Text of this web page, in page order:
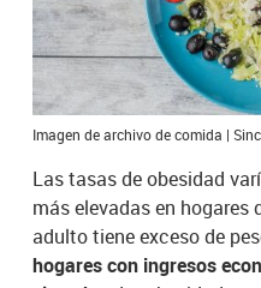
Imagen de archivo de comida | Sinc
Las tasas de obesidad
más elevadas en hogares
adulto tiene exceso de
hogares con ingresos